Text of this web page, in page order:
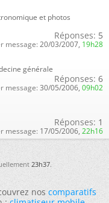
et photos
Réponses: 5
message: 20/03/2007, 19h28
générale
Réponses: 6
message: 30/05/2006, 09h02
Réponses: 1
message: 17/05/2006, 22h16
23h37.
noscomparatifs